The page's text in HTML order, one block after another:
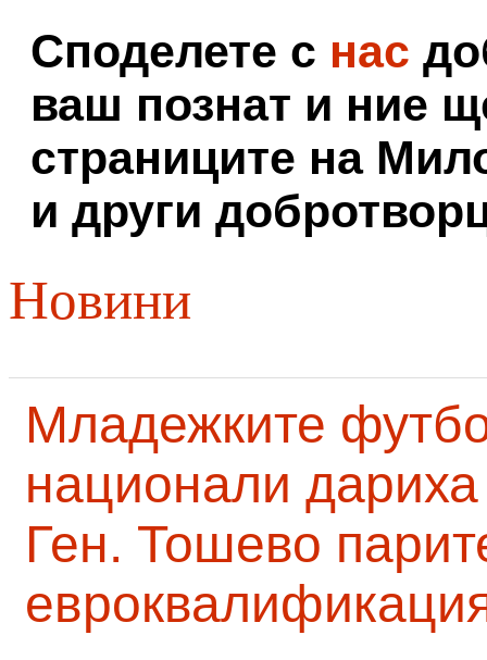
Споделете с нас
ваш познат и ние
страниците на
и други
Новини
Младежките
национали
Ген. Тошево